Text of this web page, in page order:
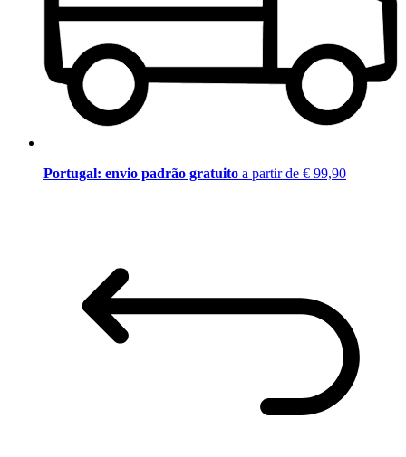
Portugal: envio padrão gratuito a partir de € 99,90